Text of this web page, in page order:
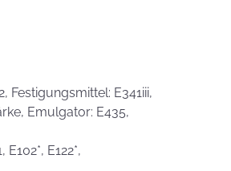
Festigungsmittel: E341iii,
Emulgator: E435,
E122*,